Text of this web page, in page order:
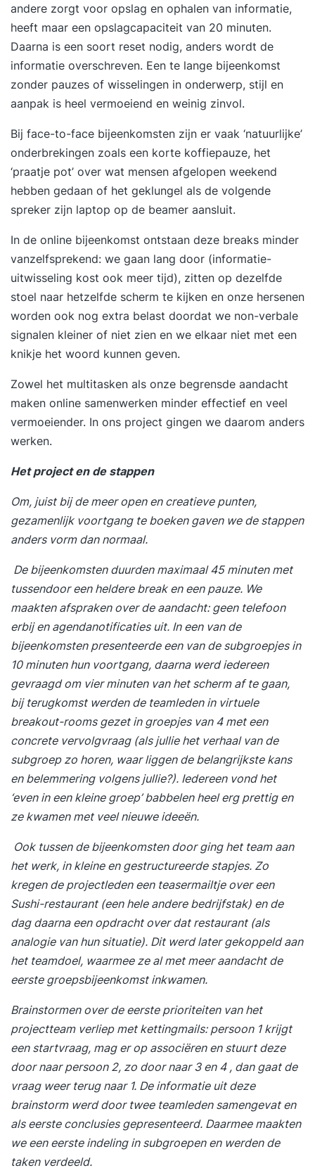
andere zorgt voor opslag en ophalen van informatie,
heeft maar een opslagcapaciteit van 20 minuten.
Daarna is een soort reset nodig, anders wordt de
informatie overschreven. Een te lange bijeenkomst
zonder pauzes of wisselingen in onderwerp, stijl en
aanpak is heel vermoeiend en weinig zinvol.
Bij face-to-face bijeenkomsten zijn er vaak ‘natuurlijke’
onderbrekingen zoals een korte koffiepauze, het
‘praatje pot’ over wat mensen afgelopen weekend
hebben gedaan of het geklungel als de volgende
spreker zijn laptop op de beamer aansluit.
In de online bijeenkomst ontstaan deze breaks minder
vanzelfsprekend: we gaan lang door (informatie-
uitwisseling kost ook meer tijd), zitten op dezelfde
stoel naar hetzelfde scherm te kijken en onze hersenen
worden ook nog extra belast doordat we non-verbale
signalen kleiner of niet zien en we elkaar niet met een
knikje het woord kunnen geven.
Zowel het multitasken als onze begrensde aandacht
maken online samenwerken minder effectief en veel
vermoeiender. In ons project gingen we daarom anders
werken.
Het project en de stappen
Om, juist bij de meer open en creatieve punten,
gezamenlijk voortgang te boeken gaven we de stappen
anders vorm dan normaal.
De bijeenkomsten duurden maximaal 45 minuten met
tussendoor een heldere break en een pauze. We
maakten afspraken over de aandacht: geen telefoon
erbij en agendanotificaties uit. In een van de
bijeenkomsten presenteerde een van de subgroepjes in
10 minuten hun voortgang, daarna werd iedereen
gevraagd om vier minuten van het scherm af te gaan,
bij terugkomst werden de teamleden in virtuele
breakout-rooms gezet in groepjes van 4 met een
concrete vervolgvraag (als jullie het verhaal van de
subgroep zo horen, waar liggen de belangrijkste kans
en belemmering volgens jullie?). Iedereen vond het
‘even in een kleine groep’ babbelen heel erg prettig en
ze kwamen met veel nieuwe ideeën.
Ook tussen de bijeenkomsten door ging het team aan
het werk, in kleine en gestructureerde stapjes. Zo
kregen de projectleden een teasermailtje over een
Sushi-restaurant (een hele andere bedrijfstak) en de
dag daarna een opdracht over dat restaurant (als
analogie van hun situatie). Dit werd later gekoppeld aan
het teamdoel, waarmee ze al met meer aandacht de
eerste groepsbijeenkomst inkwamen.
Brainstormen over de eerste prioriteiten van het
projectteam verliep met kettingmails: persoon 1 krijgt
een startvraag, mag er op associëren en stuurt deze
door naar persoon 2, zo door naar 3 en 4 , dan gaat de
vraag weer terug naar 1. De informatie uit deze
brainstorm werd door twee teamleden samengevat en
als eerste conclusies gepresenteerd. Daarmee maakten
we een eerste indeling in subgroepen en werden de
taken verdeeld.